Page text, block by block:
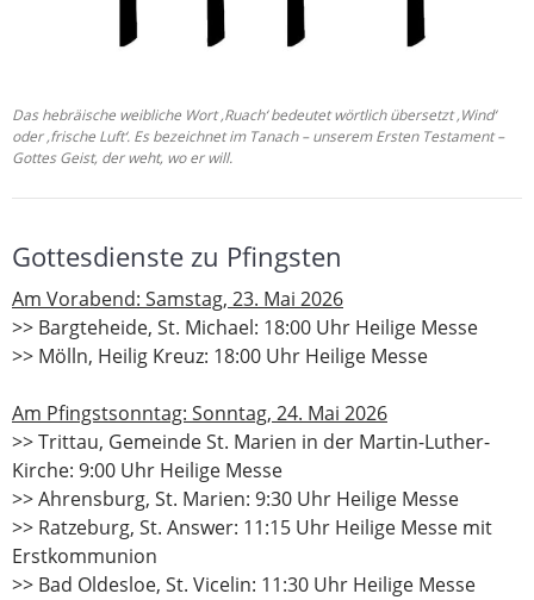
Das hebräische weibliche Wort ‚Ruach‘ bedeutet wörtlich übersetzt ‚Wind‘
oder ‚frische Luft‘. Es bezeichnet im Tanach – unserem Ersten Testament –
Gottes Geist, der weht, wo er will.
Gottesdienste zu Pfingsten
Am Vorabend: Samstag, 23. Mai 2026
>> Bargteheide, St. Michael: 18:00 Uhr Heilige Messe
>> Mölln, Heilig Kreuz: 18:00 Uhr Heilige Messe
Am Pfingstsonntag: Sonntag, 24. Mai 2026
>> Trittau, Gemeinde St. Marien in der Martin-Luther-
Kirche: 9:00 Uhr Heilige Messe
>> Ahrensburg, St. Marien: 9:30 Uhr Heilige Messe
>> Ratzeburg, St. Answer: 11:15 Uhr Heilige Messe mit
Erstkommunion
>> Bad Oldesloe, St. Vicelin: 11:30 Uhr Heilige Messe